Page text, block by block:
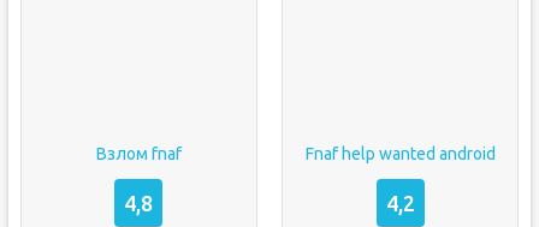
Взлом fnaf
4,8
Fnaf help wanted android
4,2